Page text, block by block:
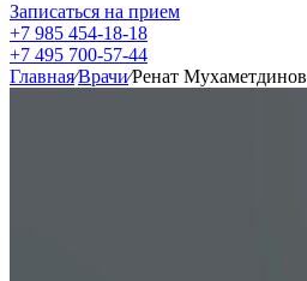
Записаться на прием
+7 985 454-18-18
+7 495 700-57-44
Главная⁄Врачи⁄Ренат Мухаметдинов